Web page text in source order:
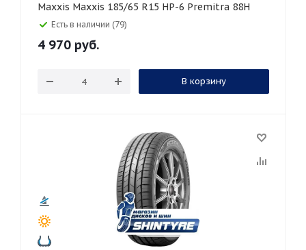
Maxxis Maxxis 185/65 R15 HP-6 Premitra 88H
Есть в наличии (79)
4 970 руб.
В корзину